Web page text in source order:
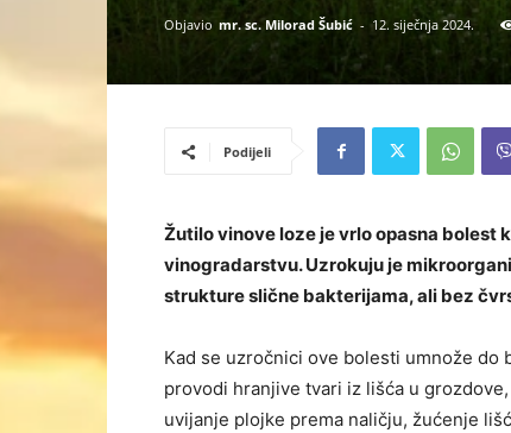
Objavio mr. sc. Milorad Šubić - 12. siječnja 2024.
Podijeli
Žutilo vinove loze je vrlo opasna bolest
vinogradarstvu. Uzrokuju je
strukture slične bakterijama, ali bez
Kad se uzročnici ove bolesti umnože
provodi hranjive tvari iz lišća u
uvijanje plojke prema naličju, žućenje